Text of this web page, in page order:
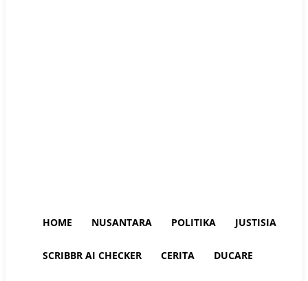
HOME NUSANTARA POLITIKA JUSTISIA
SCRIBBR AI CHECKER CERITA DUCARE